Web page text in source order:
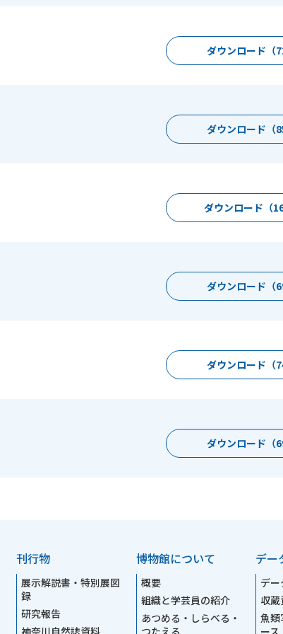
ダウンロード（
ダウンロード（
ダウンロード（
ダウンロード（
ダウンロード（
ダウンロード（
刊行物
展示解説書・特別展図
録
研究報告
神奈川自然誌資料
博物館について
概要
組織と学芸員の紹介
あつめる・しらべる・
つたえる
デー
デ
収
魚類
ース